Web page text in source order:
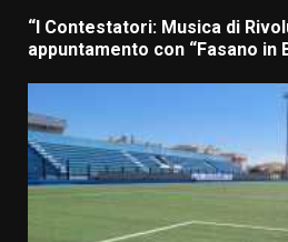
“I Contestatori: Musica di
appuntamento con “Fasano in